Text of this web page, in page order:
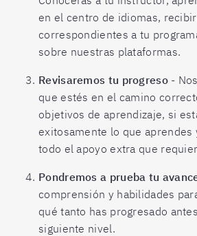
en el centro de idiomas,
correspondientes a tu
sobre nuestras plataformas.
Revisaremos tu progreso-
que estés en el camino
objetivos de aprendizaje, si
exitosamente lo que aprendes
todo el apoyo extra que
Pondremos a prueba tu
comprensión y habilidades
qué tanto has progresado
siguiente nivel.